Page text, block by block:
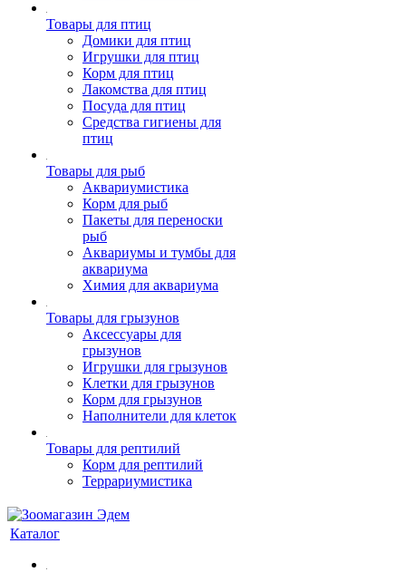
Товары для птиц
Домики для птиц
Игрушки для птиц
Корм для птиц
Лакомства для птиц
Посуда для птиц
Средства гигиены для
птиц
Товары для рыб
Аквариумистика
Корм для рыб
Пакеты для переноски
рыб
Аквариумы и тумбы для
аквариума
Химия для аквариума
Товары для грызунов
Аксессуары для
грызунов
Игрушки для грызунов
Клетки для грызунов
Корм для грызунов
Наполнители для клеток
Товары для рептилий
Корм для рептилий
Террариумистика
Каталог